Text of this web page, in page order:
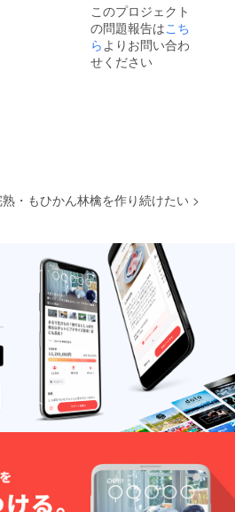
（返信
期限：
ご連絡
～1週
間） *ド
ており
ます。
このプロジェクト
の問題報告はこち
ら よりお問い合わ
せください
・もひかん林檎を作り続けたい >